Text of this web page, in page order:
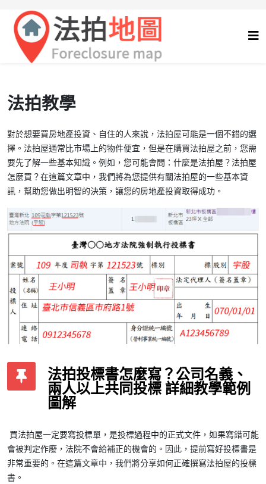
法拍教學
對於想要買房地產投資、自住的人來說，法拍屋可能是一個不錯的選
擇。法拍屋通常比市場上的物件便宜，但是在購買法拍屋之前，您需
要先了解一些基本知識。例如，您可能會問：什麼是法拍屋？法拍屋
怎麼買？在這篇文章中，我們將為您提供有關法拍屋的一些基本資
訊，幫助您做出明智的決策，讓您的房地產投資取得成功。
法拍投標書怎麼寫？公司名義、
兩人以上共同投標 詳細教學範例
圖解
買法拍屋一定要寫投標單，是投標過程中的正式文件，如果寫錯可能
會被判定作廢，法院不會給補正的機會的。因此，提前寫好投標書是
非常重要的。在這篇文章中，我們將分享如何正確撰寫法拍屋的投標
書。